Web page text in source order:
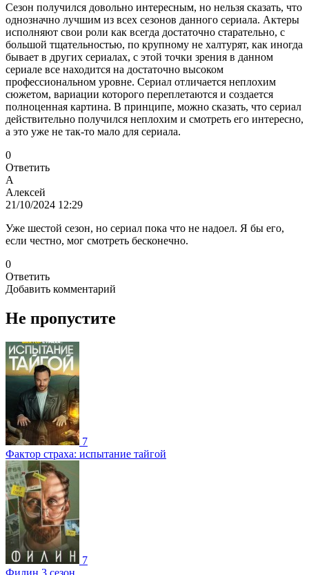
Сезон получился довольно интересным, но нельзя сказать, что
однозначно лучшим из всех сезонов данного сериала. Актеры
исполняют свои роли как всегда достаточно старательно, с
большой тщательностью, по крупному не халтурят, как иногда
бывает в других сериалах, с этой точки зрения в данном
сериале все находится на достаточно высоком
профессиональном уровне. Сериал отличается неплохим
сюжетом, вариации которого переплетаются и создается
полноценная картина. В принципе, можно сказать, что сериал
действительно получился неплохим и смотреть его интересно,
а это уже не так-то мало для сериала.
0
Ответить
А
Алексей
21/10/2024 12:29
Уже шестой сезон, но сериал пока что не надоел. Я бы его,
если честно, мог смотреть бесконечно.
0
Ответить
Добавить комментарий
Не пропустите
7
Фактор страха: испытание тайгой
7
Филин 3 сезон